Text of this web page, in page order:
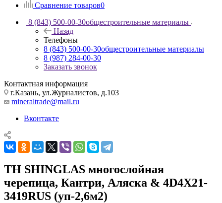
Сравнение товаров0
8 (843) 500-00-30общестроительные материалы
Назад
Телефоны
8 (843) 500-00-30общестроительные материалы
8 (987) 284-00-30
Заказать звонок
Контактная информация
г.Казань, ул.Журналистов, д.103
mineraltrade@mail.ru
Вконтакте
ТН SHINGLAS многослойная
черепица, Кантри, Аляска & 4D4X21-
3419RUS (уп-2,6м2)